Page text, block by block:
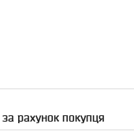
за рахунок покупця